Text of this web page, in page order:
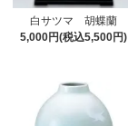
白サツマ 胡蝶蘭
5,000円(税込5,500円)